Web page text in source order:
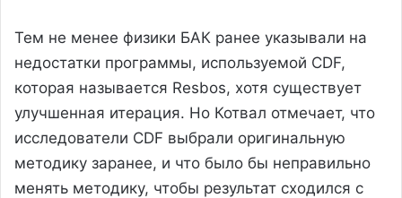
Тем не менее физики БАК ранее указывали на
недостатки программы, используемой CDF,
которая называется Resbos, хотя существует
улучшенная итерация. Но Котвал отмечает, что
исследователи CDF выбрали оригинальную
методику заранее, и что было бы неправильно
менять методику, чтобы результат сходился с